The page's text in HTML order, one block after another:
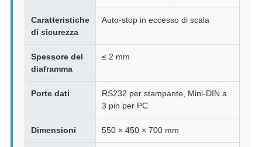
Caratteristiche
di sicurezza
Auto-stop in eccesso di scala
Spessore del
diaframma
≤ 2 mm
Porte dati
RS232 per stampante, Mini-DIN a
3 pin per PC
Dimensioni 550 × 450 × 700 mm